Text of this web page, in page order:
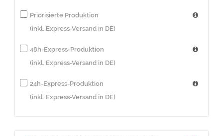
Priorisierte Produktion
(inkl. Express-Versand in DE)
48h-Express-Produktion
(inkl. Express-Versand in DE)
24h-Express-Produktion
(inkl. Express-Versand in DE)